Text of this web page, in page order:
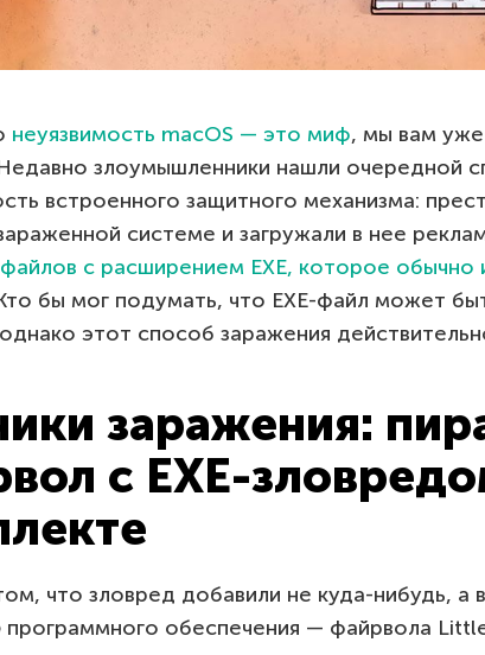
неуязвимость macOS — это миф, мы вам уже
злоумышленники нашли очередной
встроенного защитного механизма:
системе и загружали в нее
файлов с расширением EXE, которое обычно
бы мог подумать, что EXE-файл может
этот способ заражения
заражения:
с EXE-
что зловред добавили не куда-нибудь, а
программного обеспечения — файрвола